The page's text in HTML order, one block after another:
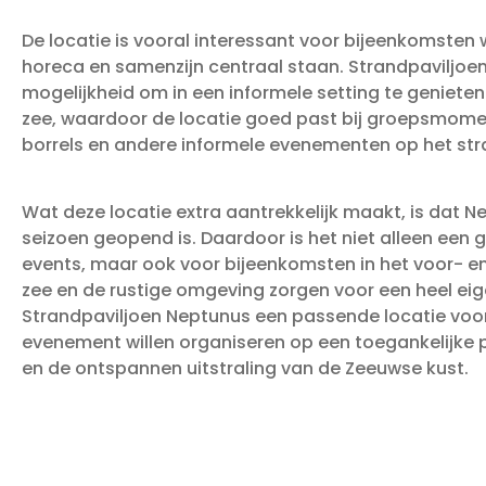
De locatie is vooral interessant voor bijeenkomsten
horeca en samenzijn centraal staan.
mogelijkheid om in een informele setting te
zee, waardoor de locatie goed past bij
borrels en andere informele evenementen op het
Wat deze locatie extra aantrekkelijk maakt, is dat
seizoen geopend is. Daardoor is het niet alleen een
events, maar ook voor bijeenkomsten in het voor-
zee en de rustige omgeving zorgen voor een heel
Strandpaviljoen Neptunus een passende locatie
evenement willen organiseren op een
en de ontspannen uitstraling van de Zeeuwse kust.